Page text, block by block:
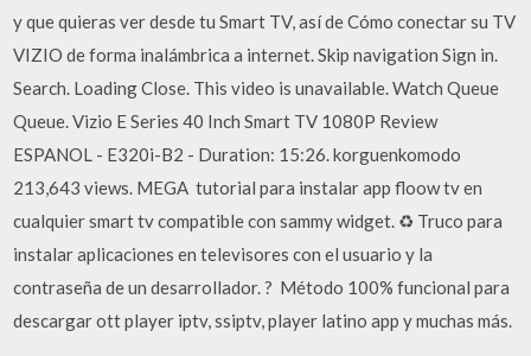
y que quieras ver desde tu Smart TV, así de Cómo conectar su TV
VIZIO de forma inalámbrica a internet. Skip navigation Sign in.
Search. Loading Close. This video is unavailable. Watch Queue
Queue. Vizio E Series 40 Inch Smart TV 1080P Review
ESPANOL - E320i-B2 - Duration: 15:26. korguenkomodo
213,643 views. MEGA ️ tutorial para instalar app floow tv en
cualquier smart tv compatible con sammy widget. ♻️ Truco para
instalar aplicaciones en televisores con el usuario y la
contraseña de un desarrollador. ? ️ Método 100% funcional para
descargar ott player iptv, ssiptv, player latino app y muchas más.